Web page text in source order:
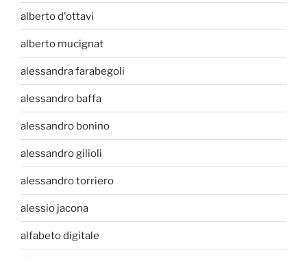
alberto d'ottavi
alberto mucignat
alessandra farabegoli
alessandro baffa
alessandro bonino
alessandro gilioli
alessandro torriero
alessio jacona
alfabeto digitale